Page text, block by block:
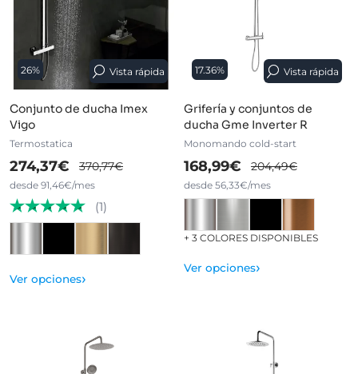
26% Vista rápida
Conjunto de ducha Imex
Vigo
Termostatica
274,37€ 370,77€
desde 91,46€/mes
(1)
Ver opciones›
17.36% Vista rápida
Grifería y conjuntos de
ducha Gme Inverter R
Monomando cold-start
168,99€ 204,49€
desde 56,33€/mes
+ 3 COLORES DISPONIBLES
Ver opciones›